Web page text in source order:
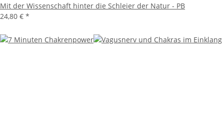
Mit der Wissenschaft hinter die Schleier der Natur - PB
24,80 € *